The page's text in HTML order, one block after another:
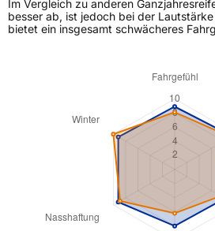
Im Vergleich zu anderen
besser ab, ist jedoch bei der
bietet ein insgesamt schwächeres